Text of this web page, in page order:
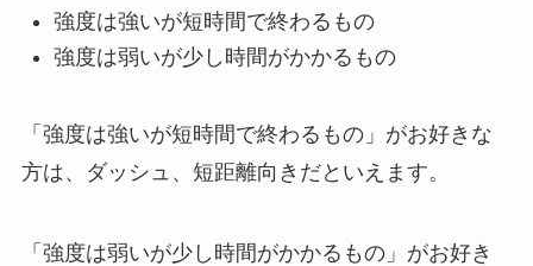
強度は強いが短時間で終わるもの
強度は弱いが少し時間がかかるもの
「強度は強いが短時間で終わるもの」がお好きな
方は、ダッシュ、短距離向きだといえます。
「強度は弱いが少し時間がかかるもの」がお好き